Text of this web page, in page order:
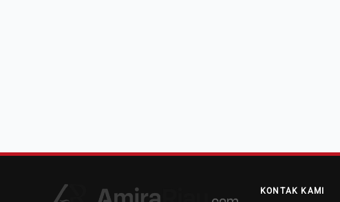
KONTAK KAMI